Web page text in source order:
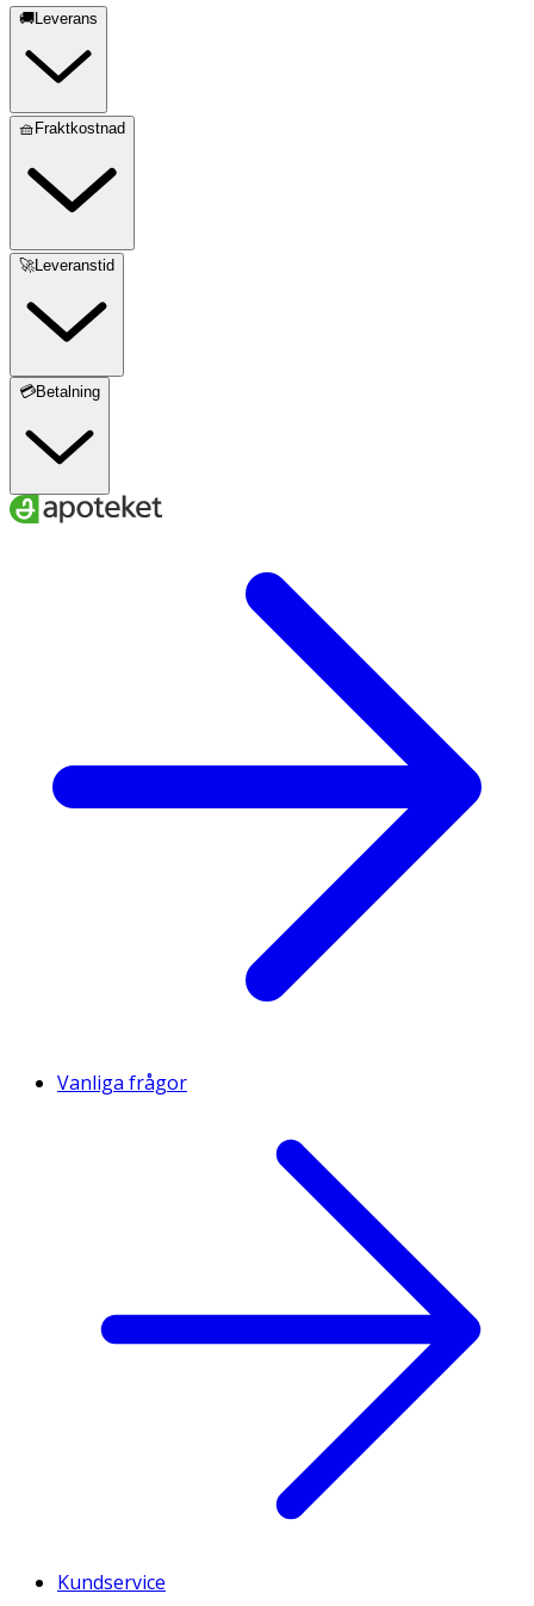
🚚Leverans
🧺Fraktkostnad
🚀Leveranstid
💳Betalning
Vanliga frågor
Kundservice